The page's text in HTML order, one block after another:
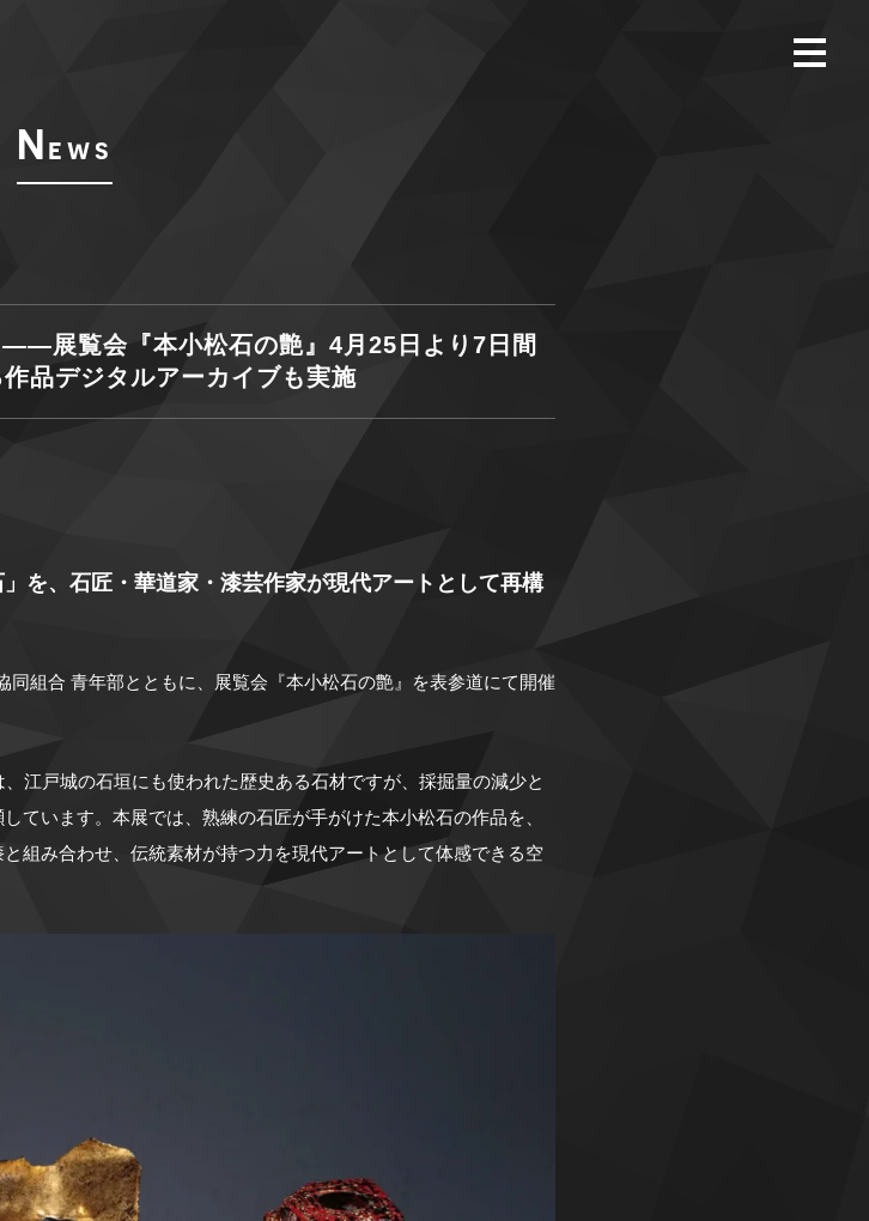
News
展覧会『本小松石の艶』4月25日より7日間
品デジタルアーカイブも実施
を、石匠・華道家・漆芸作家が現代アートとして再構
同組合 青年部とともに、展覧会『本小松石の艶』を表参道にて開催
江戸城の石垣にも使われた歴史ある石材ですが、採掘量の減少と
ています。本展では、熟練の石匠が手がけた本小松石の作品を、
組み合わせ、伝統素材が持つ力を現代アートとして体感できる空